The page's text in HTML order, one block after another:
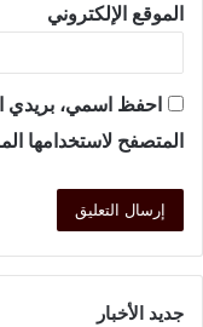
الموقع الإلكتروني
احفظ اسمي، بريدي
المتصفح لاستخدامها
جديد الأخبار